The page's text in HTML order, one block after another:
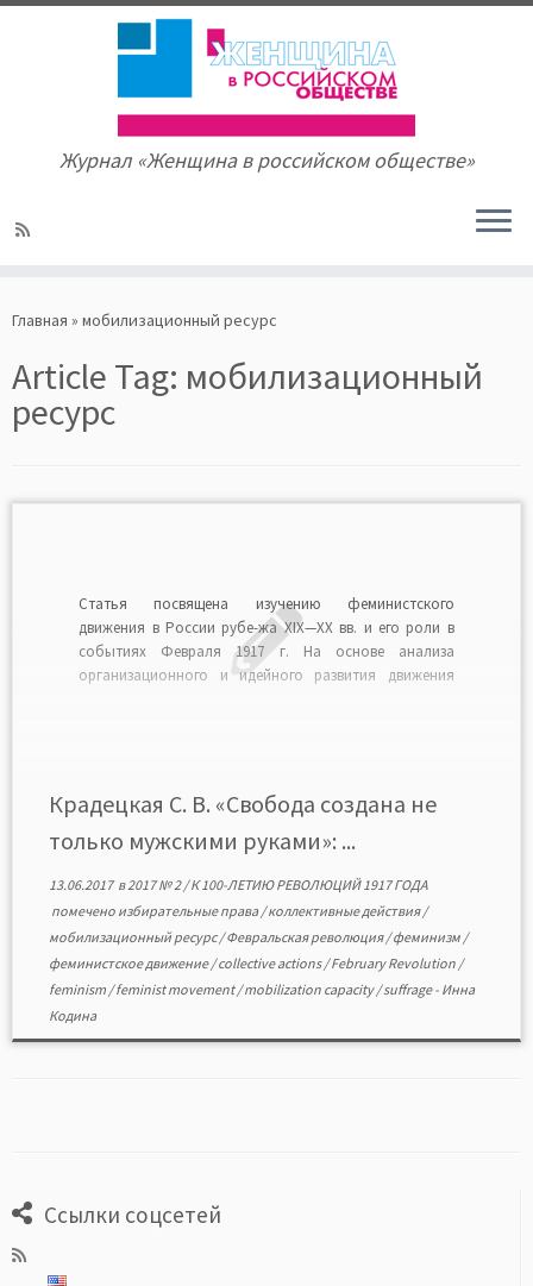
to
Журнал «Женщина в российском обществе»
Главная » мобилизационный ресурс
Article Tag: мобилизационный
ресурс
Статья посвящена изучению феминистского
движения в России рубе-жа XIX—XX вв. и его роли в
событиях Февраля 1917 г. На основе анализа
организационного и идейного развития движения
Крадецкая С. В. «Свобода создана не
только мужскими руками»: ...
13.06.2017в2017 № 2/К 100-ЛЕТИЮ РЕВОЛЮЦИЙ 1917 ГОДА
помечено избирательные права/коллективные действия/
мобилизационный ресурс/Февральская революция/феминизм /
феминистское движение/collective actions/February Revolution /
feminism /feminist movement/mobilization capacity/suffrage- Инна
Кодина
Ссылки соцсетей